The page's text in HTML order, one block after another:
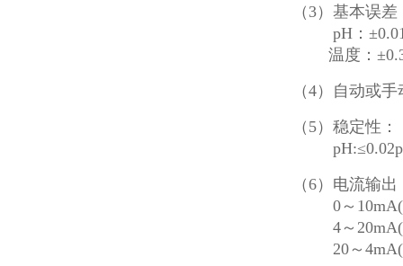
（ 3）基本误差
pH ：
温度：
（4）自动或
（ 5）稳定性：
（6） 电流输出
0～ 10mA(
4～20mA(
20～4mA(